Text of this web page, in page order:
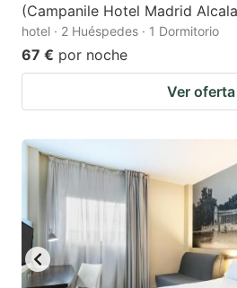
(Campanile Hotel Madrid
hotel · 2 Huéspedes · 1 Dormitorio
67 € por noche
Ver oferta